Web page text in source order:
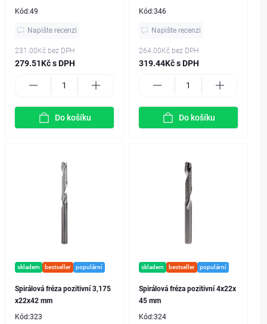
Kód:49
Napište recenzi
231.00Kč bez DPH
279.51Kč s DPH
Do košíku
Kód:346
Napište recenzi
264.00Kč bez DPH
319.44Kč s DPH
Do košíku
skladem bestseller populární
Spirálová fréza pozitivní 3,175
x22x42 mm
Kód:323
skladem bestseller populární
Spirálová fréza pozitivní 4x22x
45 mm
Kód:324